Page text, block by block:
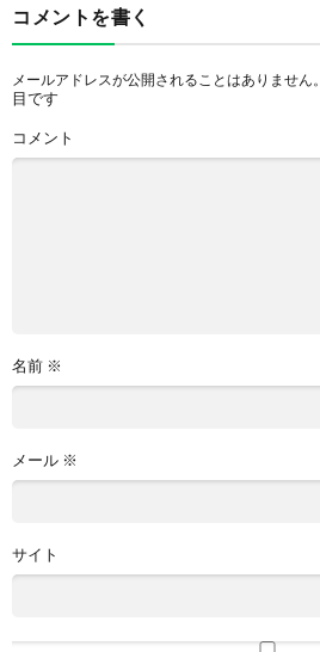
コメントを書く
メールアドレスが公開されることはありません。
目です
コメント
名前 ※
メール ※
サイト